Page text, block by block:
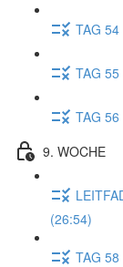
TAG
TAG
TAG
9. WOCHE
(26:54)
TAG